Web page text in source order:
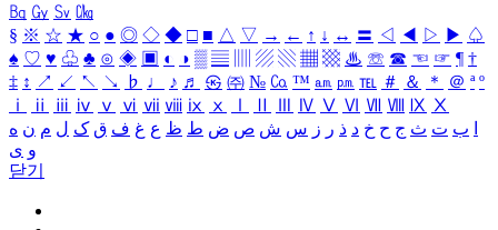
㏃ ㏉ ㏜ ㏆
§ ※ ☆ ★ ○ ● ◎ ◇ ◆ □ ■ △ ▽ → ← ↑ ↓ ↔ 〓 ◁ ◀ ▷ ▶ ♤
♠ ♡ ♥ ♧ ♣ ⊙ ◈ ▣ ◐ ◑ ▒ ▤ ▨ ▧ ▦ ▩ ♨ ☏ ☎ ☜ ☞ ¶ †
‡ ↕ ↗ ↙ ↖ ↘ ♭ ♩ ♪ ♬ ㉿ ㈜ № ㏇ ™ ㏂ ㏘ ℡ ＃ ＆ ＊ ＠ ª º
ⅰ
ⅱ ⅲ ⅳ ⅴ ⅵ ⅶ ⅷ ⅸ ⅹ Ⅳ Ⅴ Ⅵ Ⅶ Ⅷ Ⅸ Ⅹ
ب ت ث ج ح خ د ذ ر ز س ش ص ض ط ظ ع غ ف ق ک ل م ن ه
و ی
닫기